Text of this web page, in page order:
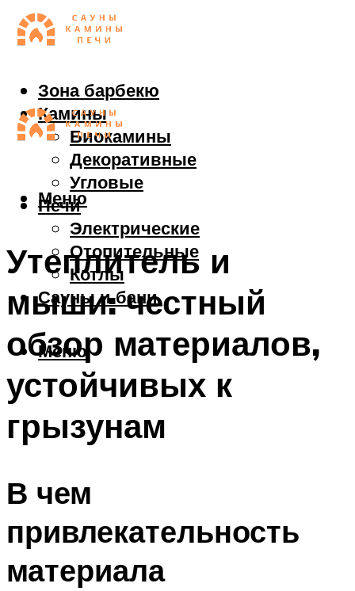
Зона барбекю
Камины
Биокамины
Декоративные
Угловые
Печи
Электрические
Отопительные
Котлы
Сауны и бани
Меню
Меню
Утеплитель и
мыши: честный
обзор материалов,
устойчивых к
грызунам
В чем
привлекательность
материала